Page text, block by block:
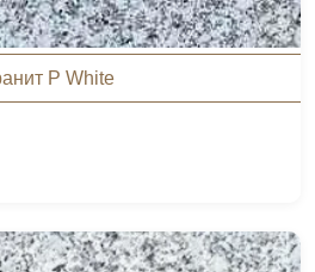
P White